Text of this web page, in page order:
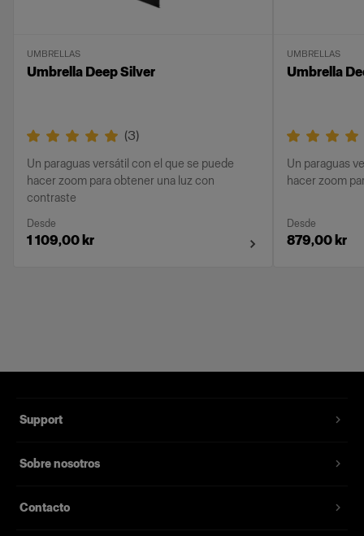
UMBRELLAS
Umbrella Deep Silver
(3)
Un paraguas versátil con el que se puede
hacer zoom para obtener una luz con
contraste
Desde
1 109,00 kr
UMBRELLAS
Umbrella
Un paraguas
hacer zoom
Desde
879,00 kr
Support
Sobre nosotros
Contacto